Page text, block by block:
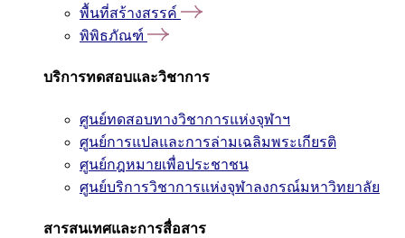
พื้นที่สร้างสรรค์
พิพิธภัณฑ์
บริการทดสอบและวิชาการ
ศูนย์ทดสอบทางวิชาการแห่งจุฬาฯ
ศูนย์การแปลและการล่ามเฉลิมพระเกียรติ
ศูนย์กฎหมายเพื่อประชาชน
ศูนย์บริการวิชาการแห่งจุฬาลงกรณ์มหาวิทยาลัย
สารสนเทศและการสื่อสาร